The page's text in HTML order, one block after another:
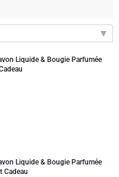
Liquide & Bougie Parfumée
Liquide & Bougie Parfumée
Cadeau